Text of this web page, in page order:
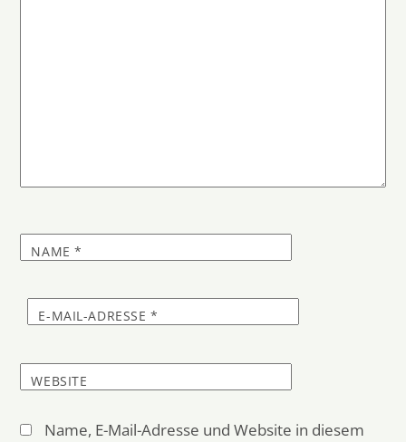
NAME*
E-MAIL-ADRESSE *
WEBSITE
Name, E-Mail-Adresse und Website in diesem